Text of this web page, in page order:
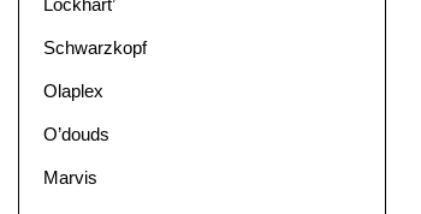
Lockhart’
Schwarzkopf
Olaplex
O’douds
Marvis